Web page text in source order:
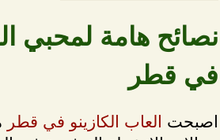
نصائح هامة لمحبي
في قطر
اصبحت العاب الكازينو في قطر